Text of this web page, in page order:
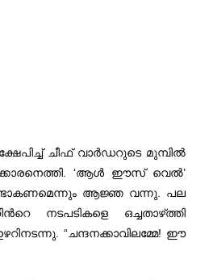
ചീഫ്‌ വാര്‍ഡറുടെ മുമ്പില്‍
‘ആള്‍ ഈസ്‌ വെല്‍’
ആജ്ഞ വന്നു. പല
നടപടികളെ ഒച്ചതാഴ്‌ത്തി
“ചന്ദനക്കാവിലമ്മേ! ഈ